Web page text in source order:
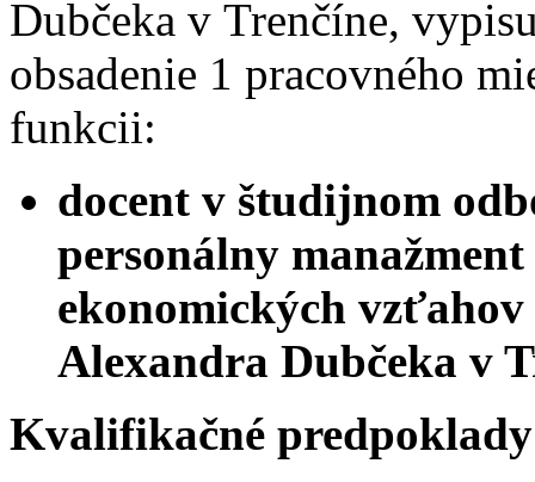
Dubčeka v Trenčíne,
obsadenie 1 pracovného
funkcii:
docent v študijnom
personálny
ekonomických
Alexandra Dubčeka v
Kvalifikačné